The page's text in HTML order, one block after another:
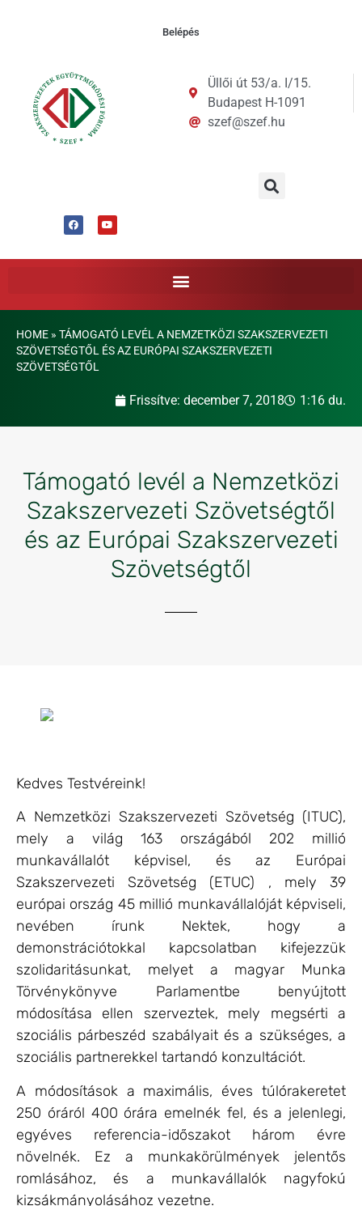
Belépés
Üllői út 53/a. I/15.
Budapest H-1091
szef@szef.hu
HOME » TÁMOGATÓ LEVÉL A NEMZETKÖZI SZAKSZERVEZETI
SZÖVETSÉGTŐL ÉS AZ EURÓPAI SZAKSZERVEZETI
SZÖVETSÉGTŐL
Frissítve: december 7, 2018 1:16 du.
Támogató levél a Nemzetközi
Szakszervezeti Szövetségtől
és az Európai Szakszervezeti
Szövetségtől
Kedves Testvéreink!
A Nemzetközi Szakszervezeti Szövetség (ITUC),
mely a világ 163 országából 202 millió
munkavállalót képvisel, és az Európai
Szakszervezeti Szövetség (ETUC) , mely 39
európai ország 45 millió munkavállalóját képviseli,
nevében írunk Nektek, hogy a
demonstrációtokkal kapcsolatban kifejezzük
szolidaritásunkat, melyet a magyar Munka
Törvénykönyve Parlamentbe benyújtott
módosítása ellen szerveztek, mely megsérti a
szociális párbeszéd szabályait és a szükséges, a
szociális partnerekkel tartandó konzultációt.
A módosítások a maximális, éves túlórakeretet
250 óráról 400 órára emelnék fel, és a jelenlegi,
egyéves referencia-időszakot három évre
növelnék. Ez a munkakörülmények jelentős
romlásához, és a munkavállalók nagyfokú
kizsákmányolásához vezetne.